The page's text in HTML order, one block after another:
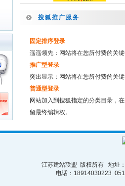
搜狐推广服务
固定排序登录
遥遥领先：网站将在您所付费的关
推广型登录
突出显示：网站将在您所付费的关
普通型登录
网站加入到搜狐指定的分类目录，
留最终编辑权。
江苏建站联盟 版权所有 地址
电话：18914030223